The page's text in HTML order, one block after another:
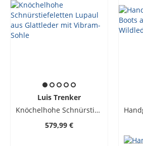
Luis Trenker
Knöchelhohe Schnürstiefeletten Lupaul aus Glattleder mit Vibram-Sohle
579,99 €